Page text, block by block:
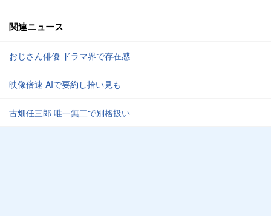
関連ニュース
おじさん俳優 ドラマ界で存在感
映像倍速 AIで要約し拾い見も
古畑任三郎 唯一無二で別格扱い